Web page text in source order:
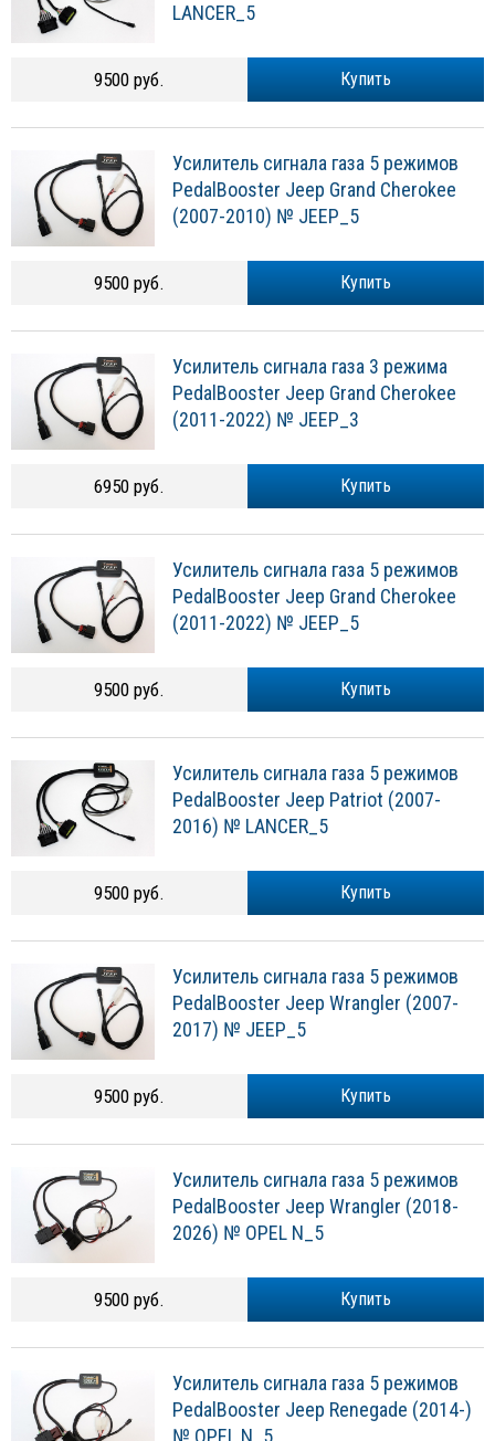
LANCER_5
Купить
9500 руб.
Усилитель сигнала газа 5 режимов
PedalBooster Jeep Grand Cherokee
(2007-2010) № JEEP_5
Купить
9500 руб.
Усилитель сигнала газа 3 режима
PedalBooster Jeep Grand Cherokee
(2011-2022) № JEEP_3
Купить
6950 руб.
Усилитель сигнала газа 5 режимов
PedalBooster Jeep Grand Cherokee
(2011-2022) № JEEP_5
Купить
9500 руб.
Усилитель сигнала газа 5 режимов
PedalBooster Jeep Patriot (2007-
2016) № LANCER_5
Купить
9500 руб.
Усилитель сигнала газа 5 режимов
PedalBooster Jeep Wrangler (2007-
2017) № JEEP_5
Купить
9500 руб.
Усилитель сигнала газа 5 режимов
PedalBooster Jeep Wrangler (2018-
2026) № OPEL N_5
Купить
9500 руб.
Усилитель сигнала газа 5 режимов
PedalBooster Jeep Renegade (2014-)